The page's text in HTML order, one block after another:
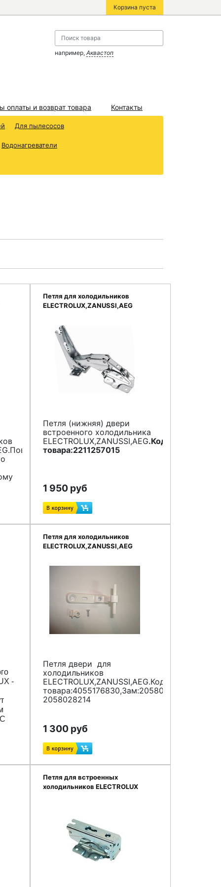
Корзина пуста
например, Аквастоп
оплаты и возврат товара Контакты
Для пылесосов
Водонагреватели
.Повреждение
Петля для холодильников
ELECTROLUX,ZANUSSI,AEG
Петля (нижняя) двери
встроенного холодильника
ELECTROLUX,ZANUSSI,AEG.Код
товара:2211257015
1 950 руб
-
Петля для холодильников
ELECTROLUX,ZANUSSI,AEG
Петля двери для
холодильников
ELECTROLUX,ZANUSSI,AEG.Код
товара:4055176830,Зам:2058028412,
2058028214
1 300 руб
Петля для встроенных
холодильников ELECTROLUX